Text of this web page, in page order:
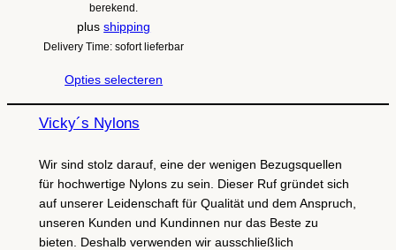
berekend.
plusshipping
Delivery Time: sofort lieferbar
Opties selecteren
Vicky´s Nylons
Wir sind stolz darauf, eine der wenigen Bezugsquellen
für hochwertige Nylons zu sein. Dieser Ruf gründet sich
auf unserer Leidenschaft für Qualität und dem Anspruch,
unseren Kunden und Kundinnen nur das Beste zu
bieten. Deshalb verwenden wir ausschließlich